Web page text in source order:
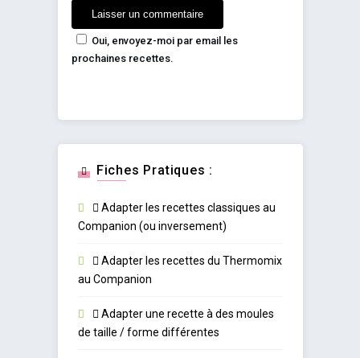
Oui, envoyez-moi par email les
prochaines recettes.
Fiches Pratiques :
Adapter les recettes classiques au
Companion (ou inversement)
Adapter les recettes du Thermomix
au Companion
Adapter une recette à des moules
de taille / forme différentes